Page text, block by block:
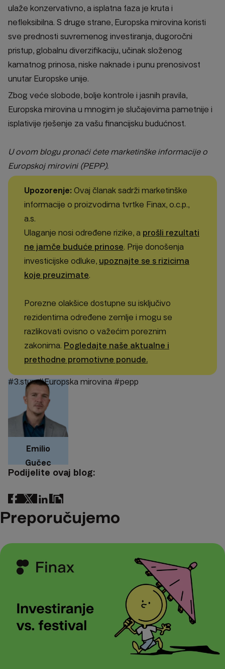
ulaže konzervativno, a isplatna faza je kruta i
nefleksibilna. S druge strane, Europska mirovina koristi
sve prednosti suvremenog investiranja, dugoročni
pristup, globalnu diverzifikaciju, učinak složenog
kamatnog prinosa, niske naknade i punu prenosivost
unutar Europske unije.
Zbog veće slobode, bolje kontrole i jasnih pravila,
Europska mirovina u mnogim je slučajevima pametnije i
isplativije rješenje za vašu financijsku budućnost.
U ovom blogu pronaći ćete marketinške informacije o
Europskoj mirovini (PEPP).
Upozorenje: Ovaj članak sadrži marketinške
informacije o proizvodima tvrtke Finax, o.c.p.,
a.s.
Ulaganje nosi određene rizike, a prošli rezultati
ne jamče buduće prinose. Prije donošenja
investicijske odluke, upoznajte se s rizicima
koje preuzimate.
Porezne olakšice dostupne su isključivo
rezidentima određene zemlje i mogu se
razlikovati ovisno o važećim poreznim
zakonima. Pogledajte naše aktualne i
prethodne promotivne ponude.
#3.stup #Europska mirovina #pepp
Emilio
Gučec
Podijelite ovaj blog:
Preporučujemo